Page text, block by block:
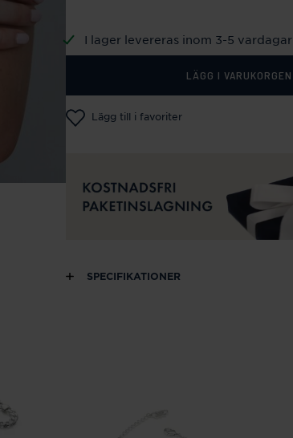
I lager levereras inom 3-5 vardagar
LÄGG I VARUKORGEN
Lägg till i favoriter
SPECIFIKATIONER